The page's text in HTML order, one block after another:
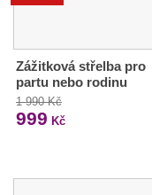
Zážitková střelba pro
partu nebo rodinu
1 990 Kč
999 Kč